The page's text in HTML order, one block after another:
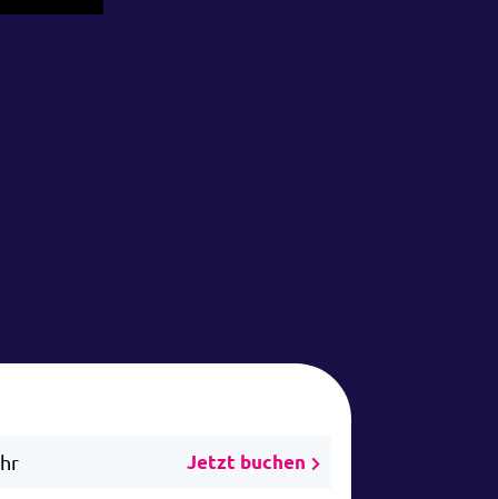
Jetzt buchen